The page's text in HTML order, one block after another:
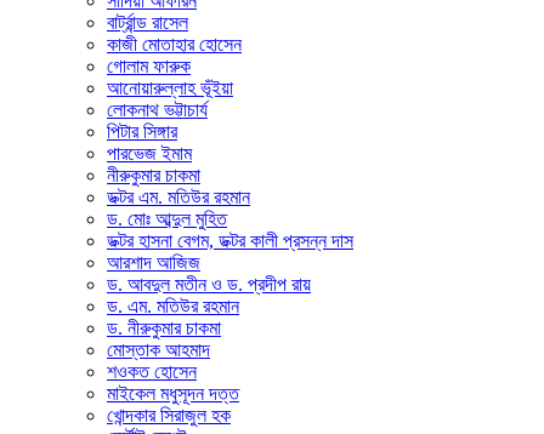
বার্ট্রান্ড রাসেল
কাজী মোতাহার হোসেন
গোলাম ফারুক
আনোয়ারুল্লাহ ভূঁইয়া
লোকনাথ ভট্টাচার্য
পিটার সিঙ্গার
পারভেজ ইমাম
নীরুকুমার চাকমা
ডক্টর এম. মতিউর রহমান
ড. মোঃ আব্দুল মুহিত
ডক্টর হাসনা বেগম, ডক্টর কালী প্রসন্ন দাস
আরশাদ আজিজ
ড. আবদুল মতীন ও ড. প্রদীপ রায়
ড. এম. মতিউর রহমান
ড. নীরুকুমার চাকমা
মোস্তাক আহমাদ
শওকত হোসেন
মাইকেল মধুসূদন দত্ত
খোন্দকার সিরাজুল হক